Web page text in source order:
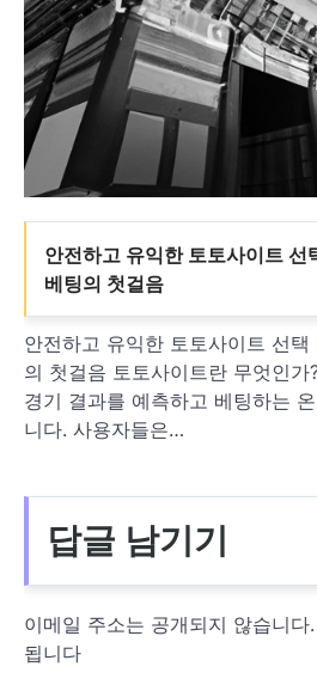
안전하고 유익한 토토사이트 선
베팅의 첫걸음
안전하고 유익한 토토사이트 선
의 첫걸음 토토사이트란 무엇인
경기 결과를 예측하고 베팅하는
니다. 사용자들은…
답글 남기기
이메일 주소는 공개되지 않습니다.
됩니다